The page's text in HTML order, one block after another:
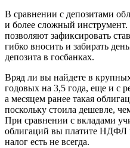
В сравнении с депозитами
и более сложный
позволяют зафиксировать
гибко вносить и забирать
депозита в госбанках.
Вряд ли вы найдете в
годовых на 3,5 года, еще и с
а месяцем ранее такая
поскольку стоила дешевле,
При сравнении с вкладами
облигаций вы платите НДФЛ
налог есть не всегда.